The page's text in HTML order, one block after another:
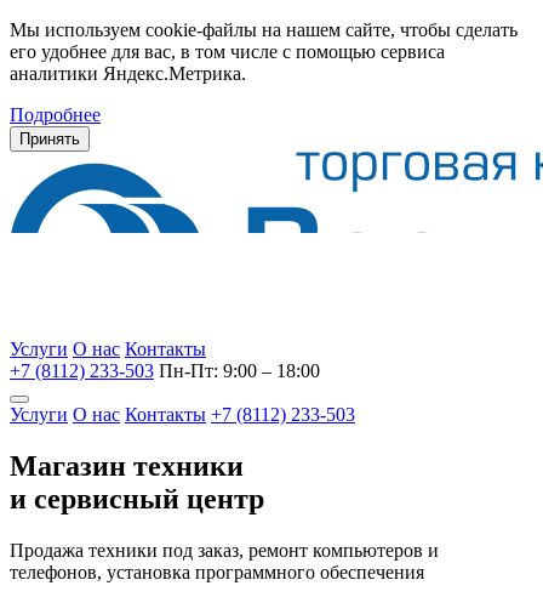
Мы используем cookie-файлы на нашем сайте, чтобы сделать
его удобнее для вас, в том числе с помощью сервиса
аналитики Яндекс.Метрика.
Подробнее
Принять
Услуги О нас Контакты
+7 (8112) 233-503 Пн-Пт: 9:00 – 18:00
Услуги О нас Контакты +7 (8112) 233-503
Магазин техники
и сервисный центр
Продажа техники под заказ, ремонт компьютеров и
телефонов, установка программного обеспечения